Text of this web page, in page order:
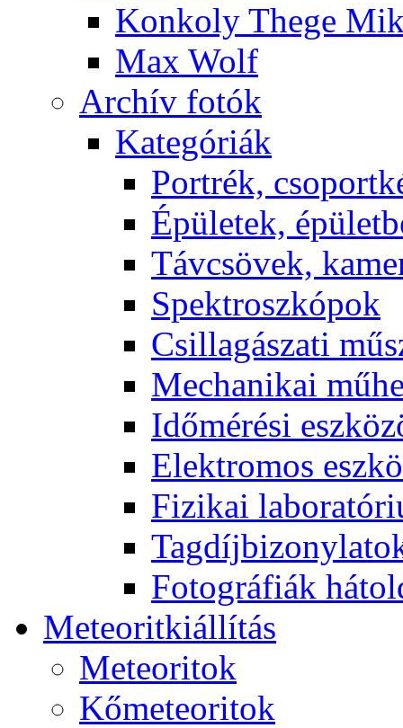
Kon­koly The­ge
Max Wolf
Ar­chív fo­tók
Ka­te­gó­ri­ák
Port­rék,
Épü­le­tek,
Táv­csö­vek,
Spekt­rosz­kó­pok
Csil­la­gá­sza­ti
Me­cha­ni­kai
Idő­mé­ré­si
Elekt­ro­mos
Fi­zi­kai
Fo­tog­rá­fi­ák
Me­te­o­rit­ki­ál­lí­tás
Me­te­o­ri­tok
Kő­me­te­o­ri­tok